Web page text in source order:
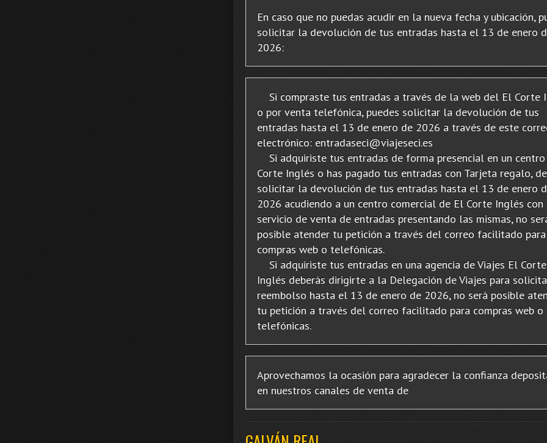
En caso que no puedas acudir en la nueva fecha y ubicación,
solicitar la devolución de tus entradas hasta el 13 de enero
2026:
Si compraste tus entradas a través de la web del El Corte
o por venta telefónica, puedes solicitar la devolución de tus
entradas hasta el 13 de enero de 2026 a través de este
electrónico: entradaseci@viajeseci.es
Si adquiriste tus entradas de forma presencial en un
Corte Inglés o has pagado tus entradas con Tarjeta regalo,
solicitar la devolución de tus entradas hasta el 13 de enero
2026 acudiendo a un centro comercial de El Corte Inglés con
servicio de venta de entradas presentando las mismas, no
posible atender tu petición a través del correo facilitado para
compras web o telefónicas.
Si adquiriste tus entradas en una agencia de Viajes El Corte
Inglés deberás dirigirte a la Delegación de Viajes para
reembolso hasta el 13 de enero de 2026, no será posible
tu petición a través del correo facilitado para compras web o
telefónicas.
Aprovechamos la ocasión para agradecer la confianza
en nuestros canales de venta de